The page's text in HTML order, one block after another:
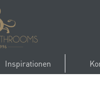
Inspirationen